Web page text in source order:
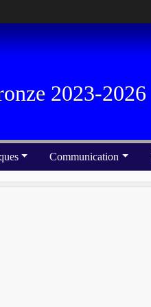
2023-2026
Communication